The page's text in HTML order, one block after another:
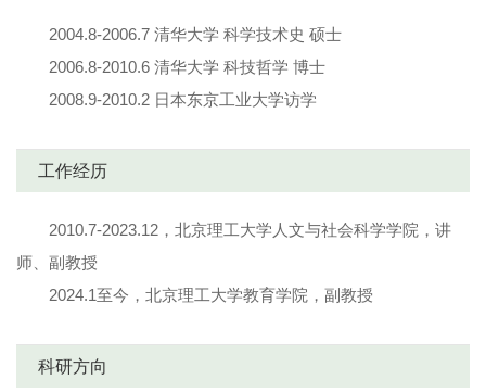
2004.8-2006.7 清华大学 科学技术史 硕士
2006.8-2010.6 清华大学 科技哲学 博士
2008.9-2010.2 日本东京工业大学访学
工作经历
2010.7-2023.12，北京理工大学人文与社会科学学院，讲
师、副教授
2024.1至今，北京理工大学教育学院，副教授
科研方向